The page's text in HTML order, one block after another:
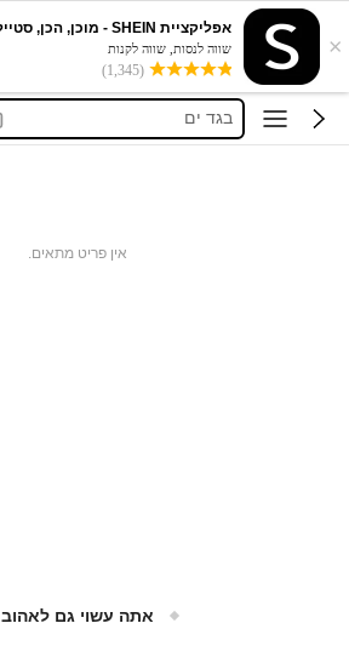
×
אפליקציית SHEIN - מוכן, הכן, סטייל!
שווה לנסות, שווה לקנות
(1,345)
סקוישים
anewsta שמלות
בגד ים
אין פריט מתאים.
אתה עשוי גם לאהוב